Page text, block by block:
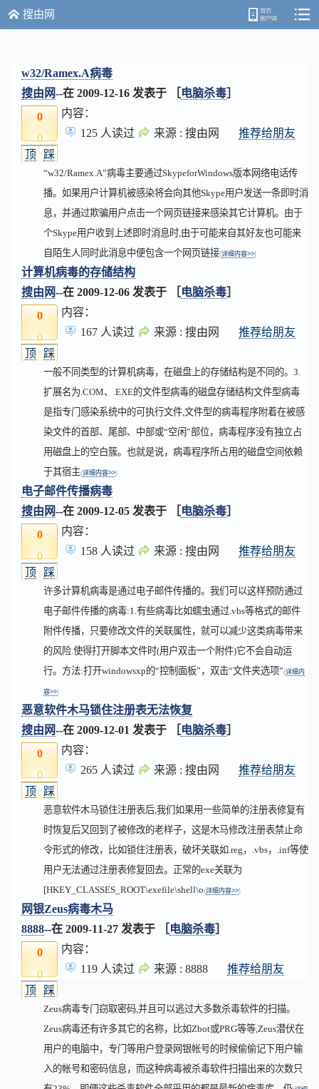
搜由网
w32/Ramex.A病毒
搜由网--在 2009-12-16 发表于 ［ 电脑杀毒
0
0
顶
踩
内容：
“w32/Ramex.A”病毒主要通过SkypeforWindows版本网络电话传
播。如果用户计算机被感染将会向其他Skype用户发送一条即时消
息，并通过欺骗用户点击一个网页链接来感染其它计算机。由于
个Skype用户收到上述即时消息时,由于可能来自其好友也可能来
自陌生人同时此消息中便包含一个网页链接(详细内容>>)
125 人读过 来源 : 搜由网 推荐给朋友
计算机病毒的存储结构
搜由网--在 2009-12-06 发表于 ［ 电脑杀毒
0
0
顶
踩
内容：
一般不同类型的计算机病毒，在磁盘上的存储结构是不同的。3.
扩展名为.COM、.EXE的文件型病毒的磁盘存储结构文件型病毒
是指专门感染系统中的可执行文件,文件型的病毒程序附着在被感
染文件的首部、尾部、中部或“空闲”部位，病毒程序没有独立占
用磁盘上的空白簇。也就是说，病毒程序所占用的磁盘空间依赖
于其宿主(详细内容>>)
167 人读过 来源 : 搜由网 推荐给朋友
电子邮件传播病毒
搜由网--在 2009-12-05 发表于 ［ 电脑杀毒
0
0
顶
踩
内容：
许多计算机病毒是通过电子邮件传播的。我们可以这样预防通过
电子邮件传播的病毒:1.有些病毒比如蠕虫通过.vbs等格式的邮件
附件传播，只要修改文件的关联属性，就可以减少这类病毒带来
的风险.使得打开脚本文件时(用户双击一个附件)它不会自动运
行。方法:打开windowsxp的“控制面板”，双击“文件夹选项”(详细内
容>>)
158 人读过 来源 : 搜由网 推荐给朋友
恶意软件木马锁住注册表无法恢复
搜由网--在 2009-12-01 发表于 ［ 电脑杀毒
0
0
顶
踩
内容：
恶意软件木马锁住注册表后,我们如果用一些简单的注册表修复有
时恢复后又回到了被修改的老样子，这是木马修改注册表禁止命
令形式的修改，比如锁住注册表，破坏关联如.reg，.vbs，.inf等使
用户无法通过注册表修复回去。正常的exe关联为
[HKEY_CLASSES_ROOT\exefile\shell\o(详细内容>>)
265 人读过 来源 : 搜由网 推荐给朋友
网银Zeus病毒木马
8888--在 2009-11-27 发表于 ［ 电脑杀毒
0
0
顶
踩
内容：
Zeus病毒专门窃取密码,并且可以逃过大多数杀毒软件的扫描。
Zeus病毒还有许多其它的名称，比如Zbot或PRG等等,Zeus潜伏在
用户的电脑中，专门等用户登录网银帐号的时候偷偷记下用户输
入的帐号和密码信息，而这种病毒被杀毒软件扫描出来的次数只
119 人读过 来源 : 8888 推荐给朋友